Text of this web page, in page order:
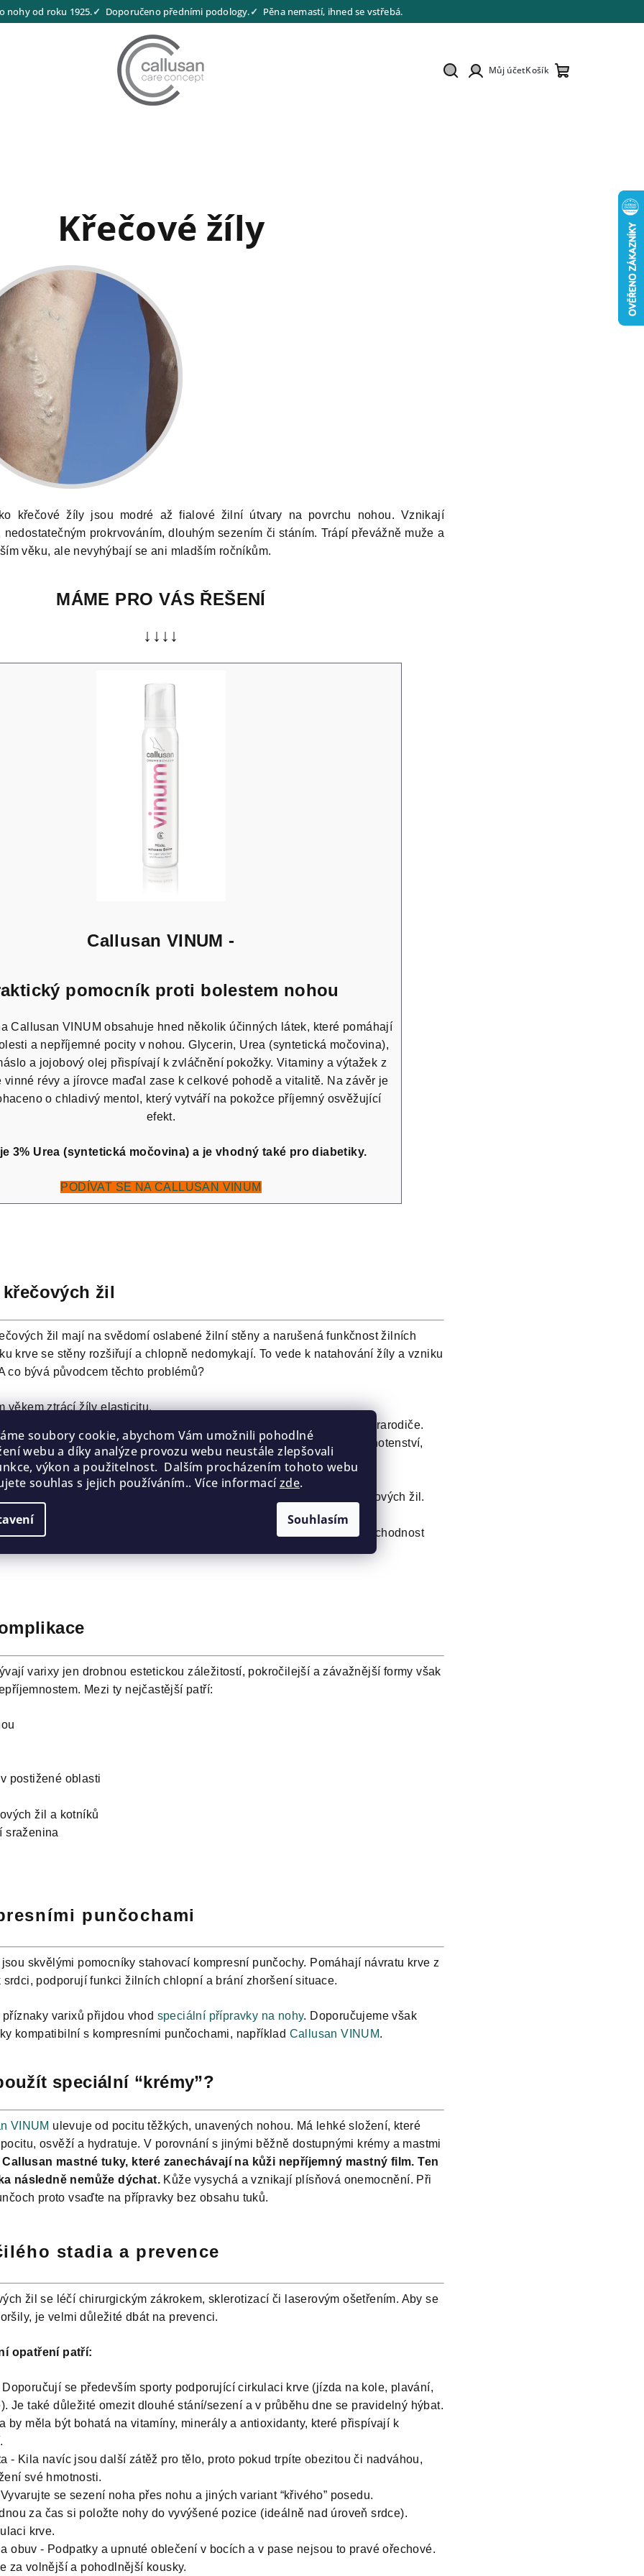
soubory cookie, abychom Vám umožnili pohodlné
webu a díky analýze provozu webu neustále zlepšovali
výkon a použitelnost. Dalším procházením tohoto webu
souhlas s jejich používáním.. Více informacízde.
Souhlasím
nohy od roku 1925. Doporučeno předními podology. Pěna nemastí, ihned se vstřebá.
Můj účetKošík
Křečové žíly
křečové žíly jsou modré až fialové žilní útvary na povrchu nohou. Vznikají
prokrvováním, dlouhým sezením či stáním. Trápí převážně muže a
věku, ale nevyhýbají se ani mladším ročníkům.
MÁME PRO VÁS ŘEŠENÍ
↓↓↓↓
Callusan VINUM -
pomocník proti bolestem nohou
Callusan VINUM obsahuje hned několik účinných látek, které pomáhají
a nepříjemné pocity v nohou. Glycerin, Urea (syntetická močovina),
a jojobový olej přispívají k zvláčnění pokožky. Vitaminy a výtažek z
vinné révy a jírovce maďal zase k celkové pohodě a vitalitě. Na závěr je
o chladivý mentol, který vytváří na pokožce příjemný osvěžující
efekt.
3% Urea (syntetická močovina) a je vhodný také pro diabetiky.
PODÍVAT SE NA CALLUSAN VINUM
žil
žil mají na svědomí oslabené žilní stěny a narušená funkčnost žilních
krve se stěny rozšiřují a chlopně nedomykají. To vede k natahování žíly a vzniku
co bývá původcem těchto problémů?
věkem ztrácí žíly elasticitu.
vzniku varixů se zvyšuje, pokud na ně trpí vaši rodiče či prarodiče.
- Spadá zde hormonální léčba, užívání hormonální antikoncepce, těhotenství,
období.
zdravá v žádném směru a způsobuje vyšší tlak na žíly.
- Nevyvážený pohyb zvyšuje rapidně pravděpodobnost vzniku křečových žil.
dny sedíte nebo naopak jste neustále na nohou.
Škrtící punčocháče v bocích či příliš upnuté prádlo může snižovat průchodnost
varixy jen drobnou estetickou záležitostí, pokročilejší a závažnější formy však
Mezi ty nejčastější patří:
postižené oblasti
žil a kotníků
sraženina
punčochami
skvělými pomocníky stahovací kompresní punčochy. Pomáhají návratu krve z
podporují funkci žilních chlopní a brání zhoršení situace.
varixů přijdou vhod speciální přípravky na nohy. Doporučujeme však
kompatibilní s kompresními punčochami, například Callusan VINUM.
speciální “krémy”?
VINUM ulevuje od pocitu těžkých, unavených nohou. Má lehké složení, které
osvěží a hydratuje. V porovnání s jinými běžně dostupnými krémy a mastmi
mastné tuky, které zanechávají na kůži nepříjemný mastný film. Ten
následně nemůže dýchat. Kůže vysychá a vznikají plísňová onemocnění. Při
proto vsaďte na přípravky bez obsahu tuků.
stadia a prevence
žil se léčí chirurgickým zákrokem, sklerotizací či laserovým ošetřením. Aby se
je velmi důležité dbát na prevenci.
opatření patří:
se především sporty podporující cirkulaci krve (jízda na kole, plavání,
Je také důležité omezit dlouhé stání/sezení a v průběhu dne se pravidelný hýbat.
by měla být bohatá na vitamíny, minerály a antioxidanty, které přispívají k
- Kila navíc jsou další zátěž pro tělo, proto pokud trpíte obezitou či nadváhou,
své hmotnosti.
se sezení noha přes nohu a jiných variant “křivého” posedu.
za čas si položte nohy do vyvýšené pozice (ideálně nad úroveň srdce).
krve.
obuv - Podpatky a upnuté oblečení v bocích a v pase nejsou to pravé ořechové.
za volnější a pohodlnější kousky.